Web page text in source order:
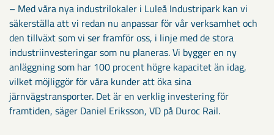
– Med våra nya industrilokaler i Luleå Industripark kan vi
säkerställa att vi redan nu anpassar för vår verksamhet och
den tillväxt som vi ser framför oss, i linje med de stora
industriinvesteringar som nu planeras. Vi bygger en ny
anläggning som har 100 procent högre kapacitet än idag,
vilket möjliggör för våra kunder att öka sina
järnvägstransporter. Det är en verklig investering för
framtiden, säger Daniel Eriksson, VD på Duroc Rail.